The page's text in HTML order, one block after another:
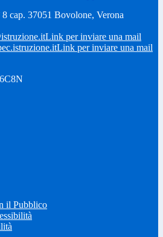
cap. 37051 Bovolone, Verona
Link per inviare una mail
Link per inviare una mail
il Pubblico